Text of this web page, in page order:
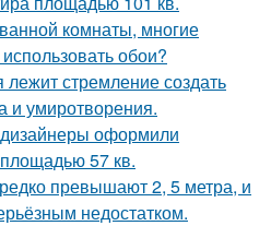
комнаты, многие
обои?
стремление создать
и умиротворения.
оформили
57 кв.
превышают 2, 5 метра, и
недостатком.